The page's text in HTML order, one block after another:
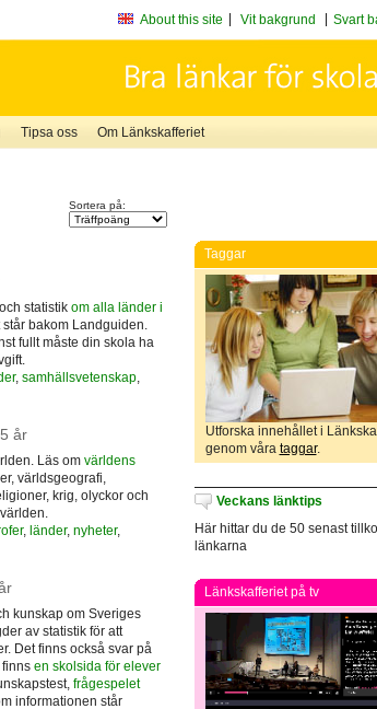
About this site Vit bakgrund Svart
Tipsa oss Om Länkskafferiet
Sortera på:
statistik om alla länder i
står bakom Landguiden.
fullt måste din skola ha
, samhällsvetenskap,
år
Läs om världens
världsgeografi,
krig, olyckor och
, länder, nyheter,
kunskap om Sveriges
av statistik för att
Det finns också svar på
en skolsida för elever
frågespelet
informationen står
Taggar
Utforska innehållet i
genom våra taggar.
Veckans länktips
Här hittar du de 50 senast
länkarna
Länkskafferiet på tv